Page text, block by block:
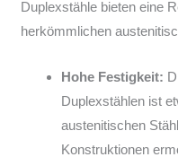
Duplexstähle bieten eine
herkömmlichen
Hohe Festigkeit:
Duplexstählen ist
austenitischen
Konstruktionen